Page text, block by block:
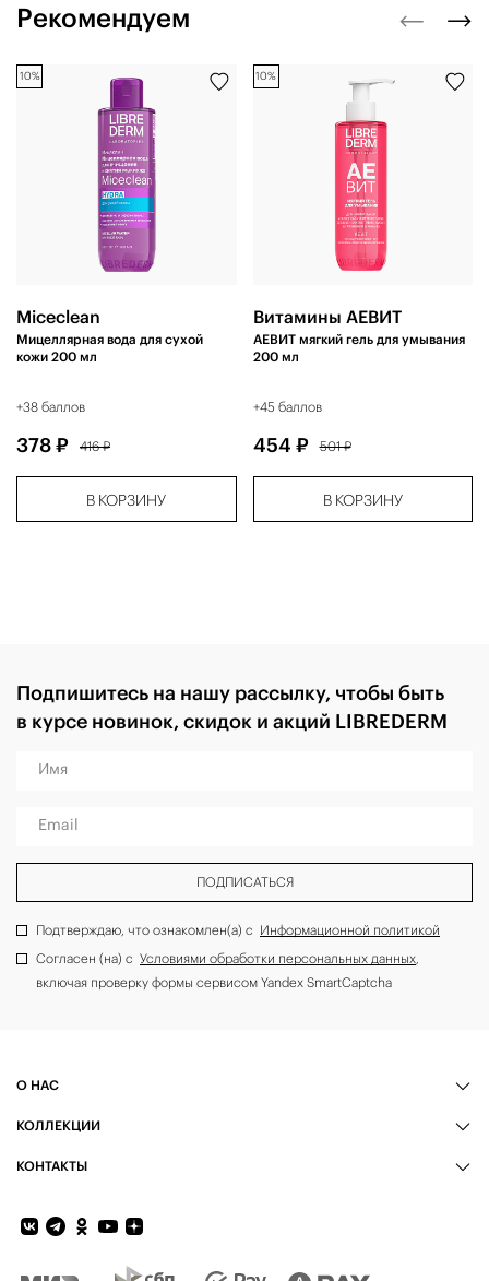
Рекомендуем
Miceclean
Мицеллярная вода для сухой
кожи 200 мл
+38 баллов
378 ₽ 416 ₽
В КОРЗИНУ
10%
Витамины АЕВИТ
АЕВИТ мягкий гель для умывания
200 мл
+45 баллов
454 ₽ 501 ₽
В КОРЗИНУ
10%
Подпишитесь на нашу рассылку, чтобы быть
в курсе новинок, скидок и акций LIBREDERM
Имя
Email
ПОДПИСАТЬСЯ
Подтверждаю, что ознакомлен(а) с Информационной политикой
Согласен (на) с Условиями обработки персональных данных,
включая проверку формы сервисом Yandex SmartCaptcha
О НАС
КОЛЛЕКЦИИ
КОНТАКТЫ